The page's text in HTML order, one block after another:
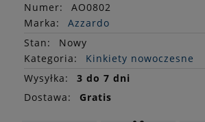
Numer:
AO0802
Marka:
Azzardo
Stan:
Nowy
Kategoria:
Kinkiety nowoczesne
Wysyłka:
3 do 7 dni
Dostawa:
Gratis